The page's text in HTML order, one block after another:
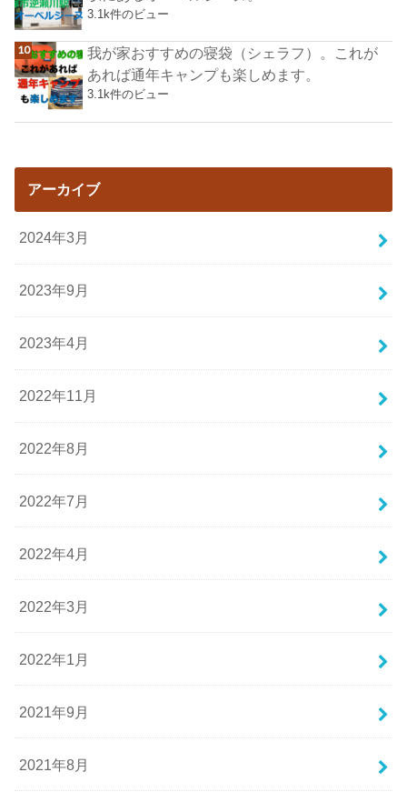
3.1k件のビュー
我が家おすすめの寝袋（シェラフ）。これが
あれば通年キャンプも楽しめます。
3.1k件のビュー
アーカイブ
2024年3月
2023年9月
2023年4月
2022年11月
2022年8月
2022年7月
2022年4月
2022年3月
2022年1月
2021年9月
2021年8月